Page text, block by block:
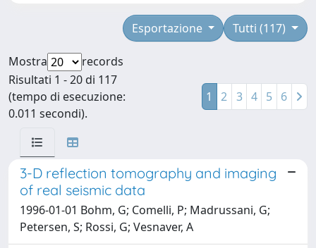
Tutti (117)
Esportazione
Mostra
records
Risultati 1 - 20 di 117
(tempo di esecuzione:
0.011 secondi).
1 2 3 4 5 6
3-D reflection tomography and imaging
of real seismic data
1996-01-01 Bohm, G; Comelli, P; Madrussani, G;
Petersen, S; Rossi, G; Vesnaver, A